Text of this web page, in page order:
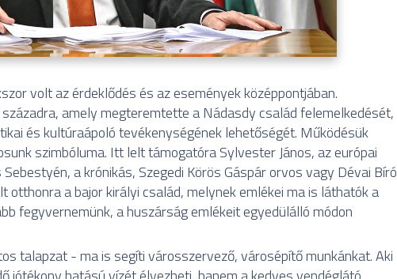
volt az érdeklődés és az események középpontjában.
amely megteremtette a Nádasdy család felemelkedését,
és kultúraápoló tevékenységének lehetőségét. Működésük
szimbóluma. Itt lelt támogatóra Sylvester János, az európai
a krónikás, Szegedi Körös Gáspár orvos vagy Dévai Bíró
a bajor királyi család, melynek emlékei ma is láthatók a
fegyvernemünk, a huszárság emlékeit egyedülálló módon
talapzat - ma is segíti városszervező, városépítő munkánkat. Aki